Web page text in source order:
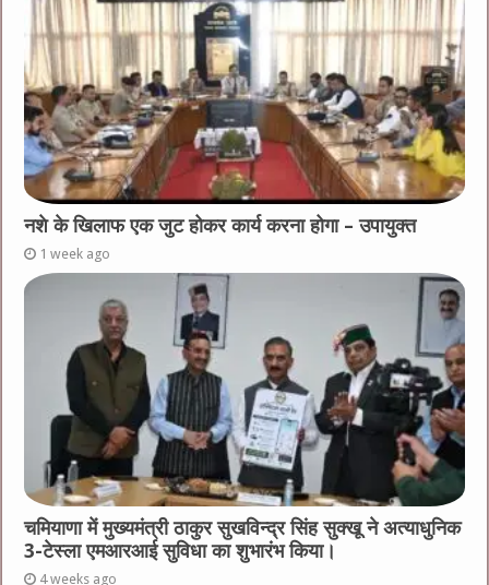
नशे के खिलाफ एक जुट होकर कार्य करना होगा – उपायुक्त
1 week ago
चमियाणा में मुख्यमंत्री ठाकुर सुखविन्द्र सिंह सुक्खू ने अत्याधुनिक
3-टेस्ला एमआरआई सुविधा का शुभारंभ किया।
4 weeks ago